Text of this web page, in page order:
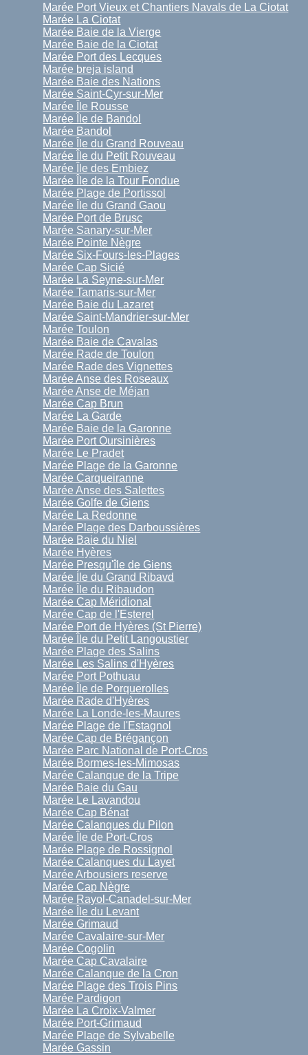
Marée Port Vieux et Chantiers Navals de La Ciotat
Marée La Ciotat
Marée Baie de la Vierge
Marée Baie de la Ciotat
Marée Port des Lecques
Marée breja island
Marée Baie des Nations
Marée Saint-Cyr-sur-Mer
Marée Île Rousse
Marée Île de Bandol
Marée Bandol
Marée Île du Grand Rouveau
Marée Île du Petit Rouveau
Marée Île des Embiez
Marée Île de la Tour Fondue
Marée Plage de Portissol
Marée Île du Grand Gaou
Marée Port de Brusc
Marée Sanary-sur-Mer
Marée Pointe Nègre
Marée Six-Fours-les-Plages
Marée Cap Sicié
Marée La Seyne-sur-Mer
Marée Tamaris-sur-Mer
Marée Baie du Lazaret
Marée Saint-Mandrier-sur-Mer
Marée Toulon
Marée Baie de Cavalas
Marée Rade de Toulon
Marée Rade des Vignettes
Marée Anse des Roseaux
Marée Anse de Méjan
Marée Cap Brun
Marée La Garde
Marée Baie de la Garonne
Marée Port Oursinières
Marée Le Pradet
Marée Plage de la Garonne
Marée Carqueiranne
Marée Anse des Salettes
Marée Golfe de Giens
Marée La Redonne
Marée Plage des Darboussières
Marée Baie du Niel
Marée Hyères
Marée Presqu'île de Giens
Marée Íle du Grand Ribavd
Marée Île du Ribaudon
Marée Cap Méridional
Marée Cap de l'Esterel
Marée Port de Hyères (St Pierre)
Marée Île du Petit Langoustier
Marée Plage des Salins
Marée Les Salins d'Hyères
Marée Port Pothuau
Marée Île de Porquerolles
Marée Rade d'Hyères
Marée La Londe-les-Maures
Marée Plage de l'Estagnol
Marée Cap de Brégançon
Marée Parc National de Port-Cros
Marée Bormes-les-Mimosas
Marée Calanque de la Tripe
Marée Baie du Gau
Marée Le Lavandou
Marée Cap Bénat
Marée Calanques du Pilon
Marée Île de Port-Cros
Marée Plage de Rossignol
Marée Calanques du Layet
Marée Arbousiers reserve
Marée Cap Nègre
Marée Rayol-Canadel-sur-Mer
Marée Île du Levant
Marée Grimaud
Marée Cavalaire-sur-Mer
Marée Cogolin
Marée Cap Cavalaire
Marée Calanque de la Cron
Marée Plage des Trois Pins
Marée Pardigon
Marée La Croix-Valmer
Marée Port-Grimaud
Marée Plage de Sylvabelle
Marée Gassin